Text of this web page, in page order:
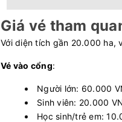
Giá vé tham
Với diện tích gần 20.000 ha,
Vé vào cổng:
Người lớn: 60.000
Sinh viên: 20.000
Học sinh/trẻ em: